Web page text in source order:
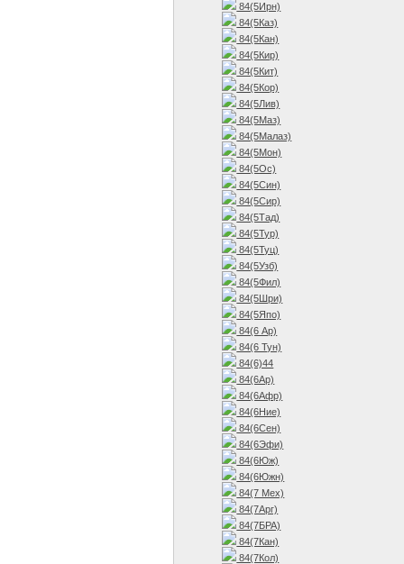
84(5Ирн)
84(5Каз)
84(5Кан)
84(5Кир)
84(5Кит)
84(5Кор)
84(5Лив)
84(5Маз)
84(5Малаз)
84(5Мон)
84(5Ос)
84(5Син)
84(5Сир)
84(5Тад)
84(5Тур)
84(5Туц)
84(5Узб)
84(5Фил)
84(5Шри)
84(5Япо)
84(6 Ар)
84(6 Тун)
84(6)44
84(6Ар)
84(6Афр)
84(6Ние)
84(6Сен)
84(6Эфи)
84(6Юж)
84(6Южн)
84(7 Мех)
84(7Арг)
84(7БРА)
84(7Кан)
84(7Кол)